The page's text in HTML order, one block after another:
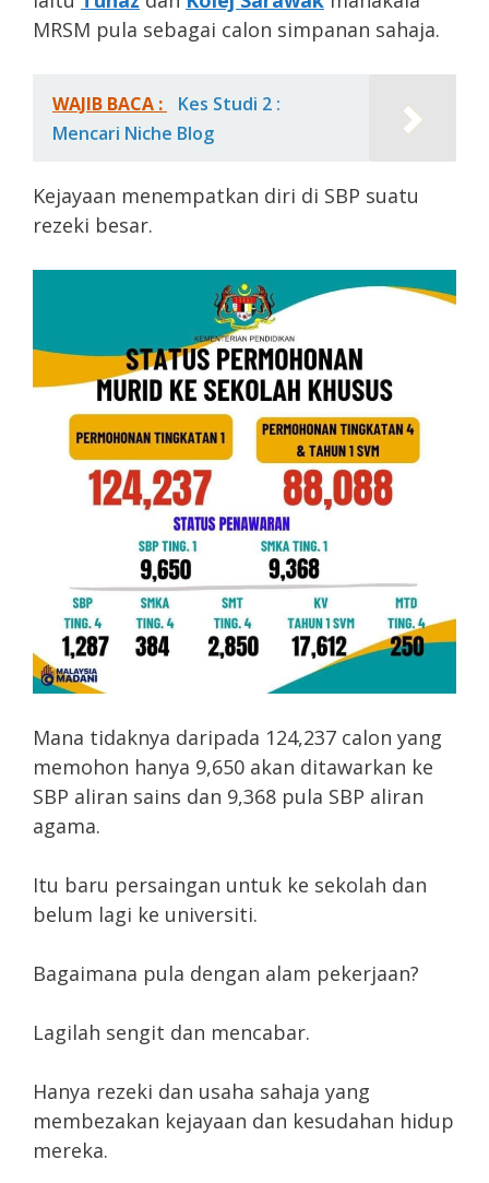
MRSM pula sebagai calon simpanan sahaja.
WAJIB BACA :
Kes Studi 2 :
Mencari Niche Blog
Kejayaan menempatkan diri di SBP suatu
rezeki besar.
Mana tidaknya daripada 124,237 calon yang
memohon hanya 9,650 akan ditawarkan ke
SBP aliran sains dan 9,368 pula SBP aliran
agama.
Itu baru persaingan untuk ke sekolah dan
belum lagi ke universiti.
Bagaimana pula dengan alam pekerjaan?
Lagilah sengit dan mencabar.
Hanya rezeki dan usaha sahaja yang
membezakan kejayaan dan kesudahan hidup
mereka.